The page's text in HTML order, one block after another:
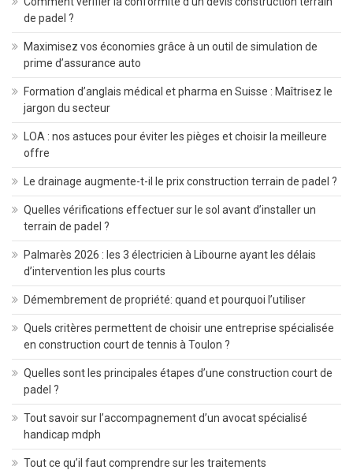
de padel ?
Maximisez vos économies grâce à un outil de simulation de
prime d’assurance auto
Formation d’anglais médical et pharma en Suisse : Maîtrisez le
jargon du secteur
LOA : nos astuces pour éviter les pièges et choisir la meilleure
offre
Le drainage augmente-t-il le prix construction terrain de padel ?
Quelles vérifications effectuer sur le sol avant d’installer un
terrain de padel ?
Palmarès 2026 : les 3 électricien à Libourne ayant les délais
d’intervention les plus courts
Démembrement de propriété: quand et pourquoi l’utiliser
Quels critères permettent de choisir une entreprise spécialisée
en construction court de tennis à Toulon ?
Quelles sont les principales étapes d’une construction court de
padel ?
Tout savoir sur l’accompagnement d’un avocat spécialisé
handicap mdph
Tout ce qu’il faut comprendre sur les traitements